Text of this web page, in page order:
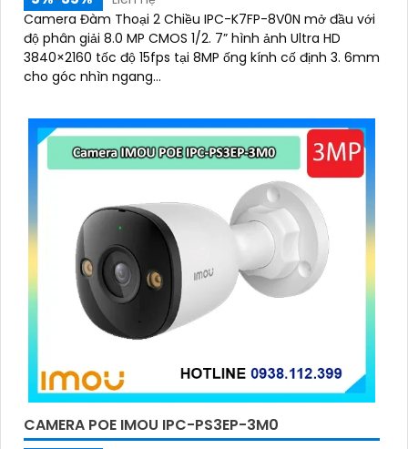
Camera Đàm Thoại 2 Chiều IPC-K7FP-8V0N mở đầu với
độ phân giải 8.0 MP CMOS 1/2. 7” hình ảnh Ultra HD
3840×2160 tốc độ 15fps tại 8MP ống kính cố định 3. 6mm
cho góc nhìn ngang...
CAMERA POE IMOU IPC-PS3EP-3M0